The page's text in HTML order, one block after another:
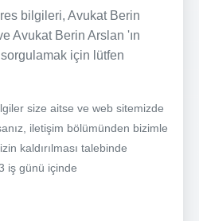
bilgileri, Avukat Berin
Avukat Berin Arslan 'ın
için lütfen
size aitse ve web sitemizde
iletişim bölümünden bizimle
kaldırılması talebinde
iş günü içinde